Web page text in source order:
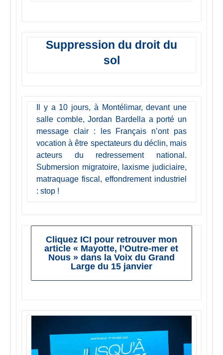
Suppression du droit du
sol
Il y a 10 jours, à Montélimar, devant une
salle comble, Jordan Bardella a porté un
message clair : les Français n’ont pas
vocation à être spectateurs du déclin, mais
acteurs du redressement national.
Submersion migratoire, laxisme judiciaire,
matraquage fiscal, effondrement industriel
: stop !
Cliquez ICI pour retrouver mon
article « Mayotte, l’Outre-mer et
Nous » dans la Voix du Grand
Large du 15 janvier